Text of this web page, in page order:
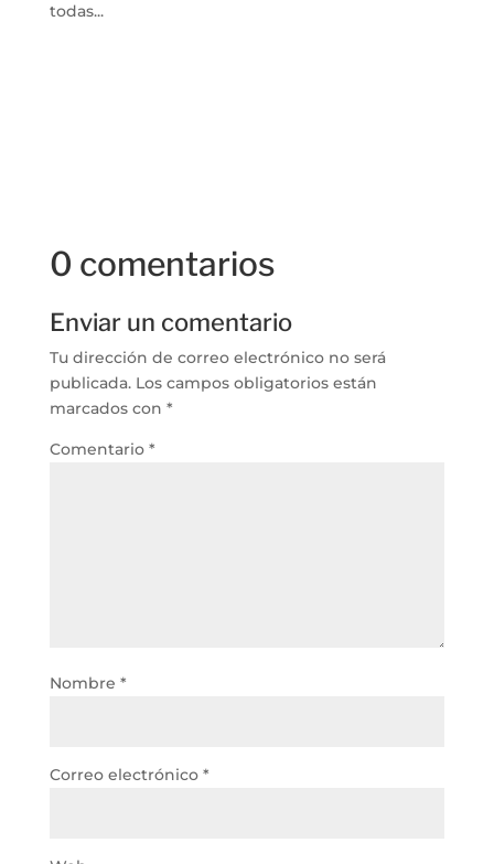
todas...
0 comentarios
Enviar un comentario
Tu dirección de correo electrónico no será
publicada. Los campos obligatorios están
marcados con *
Comentario *
Nombre *
Correo electrónico *